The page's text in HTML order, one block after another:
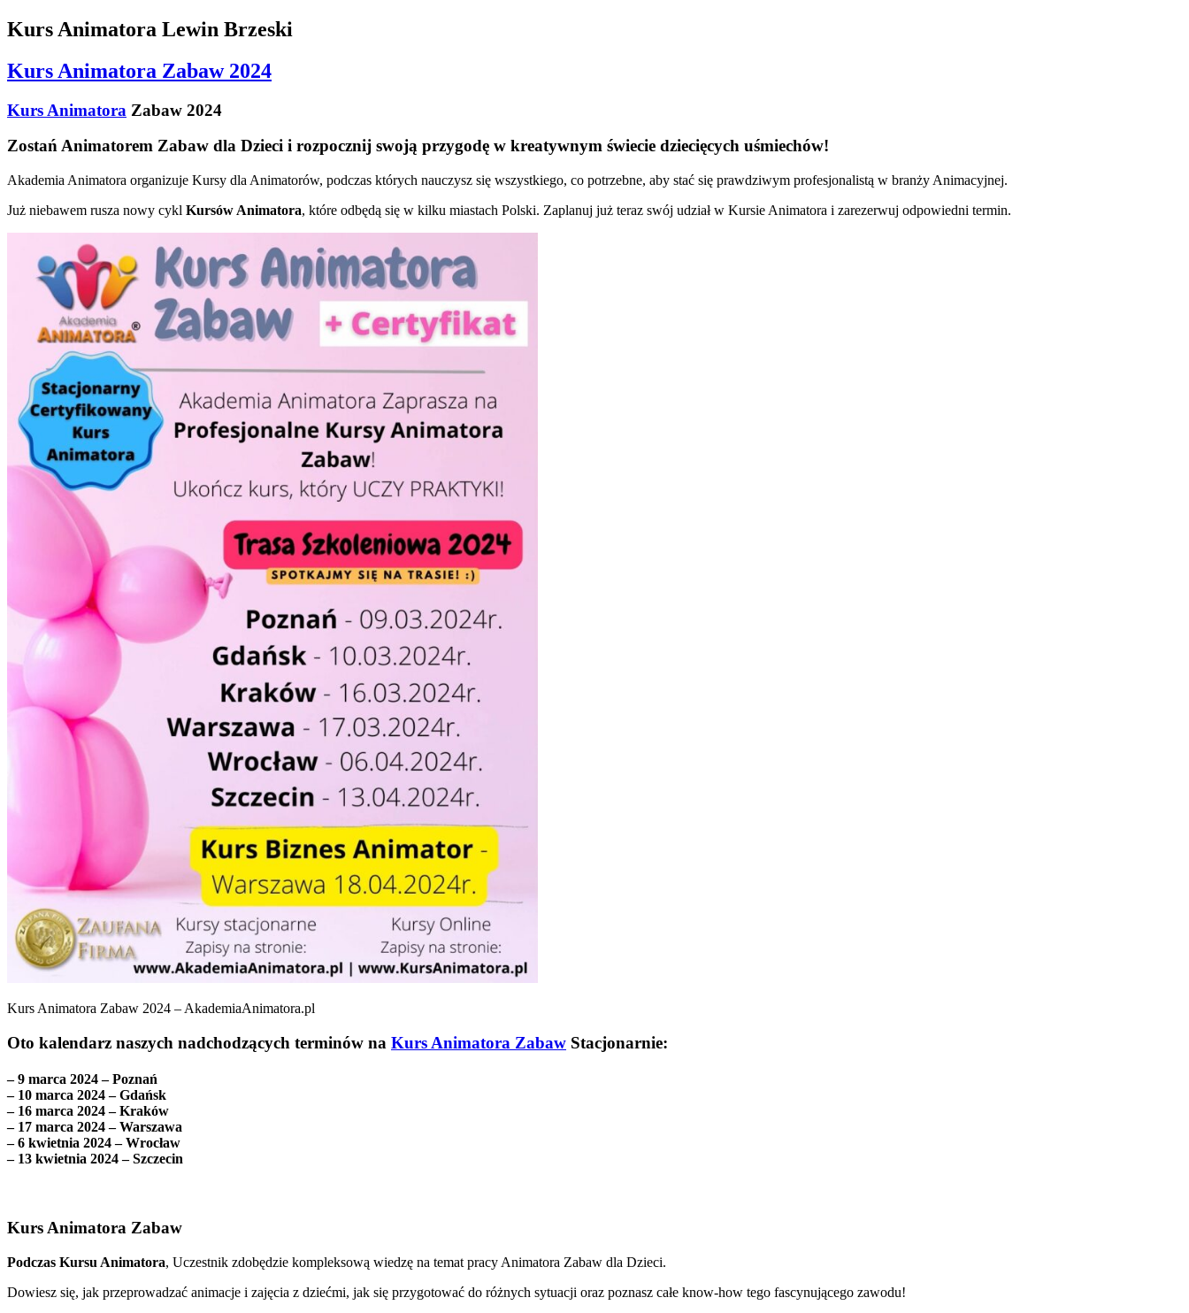
Kurs Animatora Lewin Brzeski
Kurs Animatora Zabaw 2024
Kurs Animatora Zabaw 2024
Zostań Animatorem Zabaw dla Dzieci i rozpocznij swoją przygodę w kreatywnym świecie dziecięcych uśmiechów!
Akademia Animatora organizuje Kursy dla Animatorów, podczas których nauczysz się wszystkiego, co potrzebne, aby stać się prawdziwym profesjonalistą w branży Animacyjnej.
Już niebawem rusza nowy cykl Kursów Animatora, które odbędą się w kilku miastach Polski. Zaplanuj już teraz swój udział w Kursie Animatora i zarezerwuj odpowiedni termin.
Kurs Animatora Zabaw 2024 – AkademiaAnimatora.pl
Oto kalendarz naszych nadchodzących terminów na Kurs Animatora Zabaw Stacjonarnie:
– 9 marca 2024 – Poznań
– 10 marca 2024 – Gdańsk
– 16 marca 2024 – Kraków
– 17 marca 2024 – Warszawa
– 6 kwietnia 2024 – Wrocław
– 13 kwietnia 2024 – Szczecin
Kurs Animatora Zabaw
Podczas Kursu Animatora, Uczestnik zdobędzie kompleksową wiedzę na temat pracy Animatora Zabaw dla Dzieci.
Dowiesz się, jak przeprowadzać animacje i zajęcia z dziećmi, jak się przygotować do różnych sytuacji oraz poznasz całe know-how tego fascynującego zawodu!